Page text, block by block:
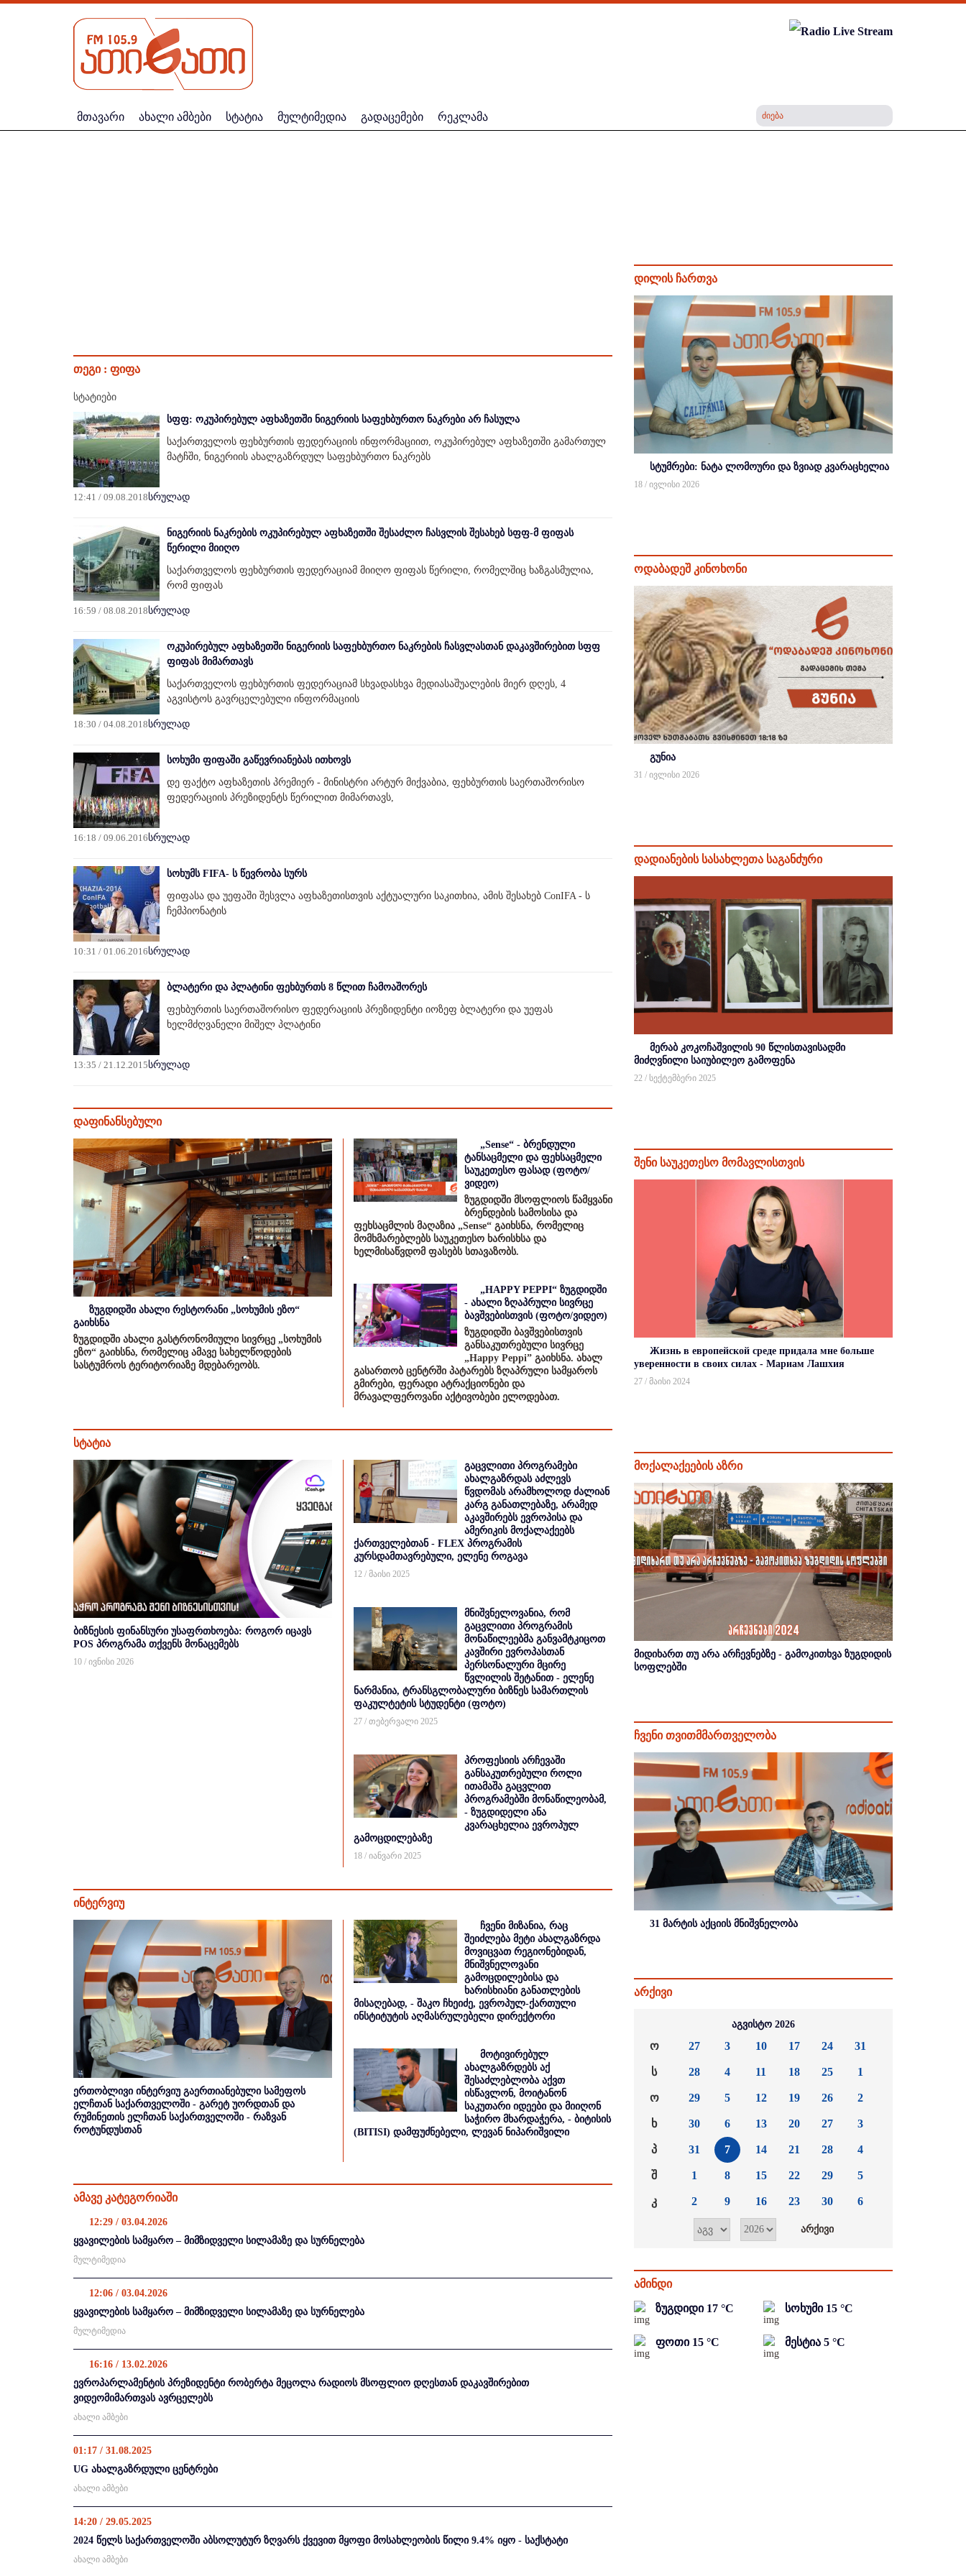
მთავარი ახალი ამბები სტატია მულტიმედია გადაცემები რეკლამა
თეგი : ფიფა
სტატიები
სფფ: ოკუპირებულ აფხაზეთში ნიგერიის საფეხბურთო ნაკრები არ ჩასულა
საქართველოს ფეხბურთის ფედერაციის ინფორმაციით, ოკუპირებულ აფხაზეთში გამართულ
მატჩში, ნიგერიის ახალგაზრდულ საფეხბურთო ნაკრებს
12:41 / 09.08.2018სრულად
ნიგერიის ნაკრების ოკუპირებულ აფხაზეთში შესაძლო ჩასვლის შესახებ სფფ-მ ფიფას
წერილი მიიღო
საქართველოს ფეხბურთის ფედერაციამ მიიღო ფიფას წერილი, რომელშიც ხაზგასმულია,
რომ ფიფას
16:59 / 08.08.2018სრულად
ოკუპირებულ აფხაზეთში ნიგერიის საფეხბურთო ნაკრების ჩასვლასთან დაკავშირებით სფფ
ფიფას მიმართავს
საქართველოს ფეხბურთის ფედერაციამ სხვადასხვა მედიასაშუალების მიერ დღეს, 4
აგვისტოს გავრცელებული ინფორმაციის
18:30 / 04.08.2018სრულად
სოხუმი ფიფაში გაწევრიანებას ითხოვს
დე ფაქტო აფხაზეთის პრემიერ - მინისტრი არტურ მიქვაბია, ფეხბურთის საერთაშორისო
ფედერაციის პრეზიდენტს წერილით მიმართავს,
16:18 / 09.06.2016სრულად
სოხუმს FIFA- ს წევრობა სურს
ფიფასა და უეფაში შესვლა აფხაზეთისთვის აქტუალური საკითხია, ამის შესახებ ConIFA - ს
ჩემპიონატის
10:31 / 01.06.2016სრულად
ბლატერი და პლატინი ფეხბურთს 8 წლით ჩამოაშორეს
ფეხბურთის საერთაშორისო ფედერაციის პრეზიდენტი იოზეფ ბლატერი და უეფას
ხელმძღვანელი მიშელ პლატინი
13:35 / 21.12.2015სრულად
დაფინანსებული
ზუგდიდში ახალი რესტორანი „სოხუმის ეზო“
გაიხსნა
ზუგდიდში ახალი გასტრონომიული სივრცე „სოხუმის
ეზო“ გაიხსნა, რომელიც ამავე სახელწოდების
სასტუმროს ტერიტორიაზე მდებარეობს.
„Sense“ - ბრენდული
ტანსაცმელი და ფეხსაცმელი
საუკეთესო ფასად (ფოტო/
ვიდეო)
ზუგდიდში მსოფლიოს წამყვანი
ბრენდების სამოსისა და
ფეხსაცმლის მაღაზია „Sense“ გაიხსნა, რომელიც
მომხმარებლებს საუკეთესო ხარისხსა და
ხელმისაწვდომ ფასებს სთავაზობს.
„HAPPY PEPPI“ ზუგდიდში
- ახალი ზღაპრული სივრცე
ბავშვებისთვის (ფოტო/ვიდეო)
ზუგდიდში ბავშვებისთვის
განსაკუთრებული სივრცე
„Happy Peppi” გაიხსნა. ახალ
გასართობ ცენტრში პატარებს ზღაპრული სამყაროს
გმირები, ფერადი ატრაქციონები და
მრავალფეროვანი აქტივობები ელოდებათ.
სტატია
ბიზნესის ფინანსური უსაფრთხოება: როგორ იცავს
POS პროგრამა თქვენს მონაცემებს
10 / ივნისი 2026
გაცვლითი პროგრამები
ახალგაზრდას აძლევს
წვდომას არამხოლოდ ძალიან
კარგ განათლებაზე, არამედ
აკავშირებს ევროპისა და
ამერიკის მოქალაქეებს
ქართველებთან - FLEX პროგრამის
კურსდამთავრებული, ელენე როგავა
12 / მაისი 2025
მნიშვნელოვანია, რომ
გაცვლითი პროგრამის
მონაწილეებმა განვამტკიცოთ
კავშირი ევროპასთან
პერსონალური მცირე
წვლილის შეტანით - ელენე
ნარმანია, ტრანსგლობალური ბიზნეს სამართლის
ფაკულტეტის სტუდენტი (ფოტო)
27 / თებერვალი 2025
პროფესიის არჩევაში
განსაკუთრებული როლი
ითამაშა გაცვლით
პროგრამებში მონაწილეობამ,
- ზუგდიდელი ანა
კვარაცხელია ევროპულ
გამოცდილებაზე
18 / იანვარი 2025
ინტერვიუ
ერთობლივი ინტერვიუ გაერთიანებული სამეფოს
ელჩთან საქართველოში - გარეტ უორდთან და
რუმინეთის ელჩთან საქართველოში - რაზვან
როტუნდუსთან
ჩვენი მიზანია, რაც
შეიძლება მეტი ახალგაზრდა
მოვიცვათ რეგიონებიდან,
მნიშვნელოვანი
გამოცდილებისა და
ხარისხიანი განათლების
მისაღებად, - შაკო ჩხეიძე, ევროპულ-ქართული
ინსტიტუტის აღმასრულებელი დირექტორი
მოტივირებულ
ახალგაზრდებს აქ
შესაძლებლობა აქვთ
ისწავლონ, მოიტანონ
საკუთარი იდეები და მიიღონ
საჭირო მხარდაჭერა, - ბიტისის
(BITISI) დამფუძნებელი, ლევან ნიპარიშვილი
ამავე კატეგორიაში
12:29 / 03.04.2026
ყვავილების სამყარო – მიმზიდველი სილამაზე და სურნელება
მულტიმედია
12:06 / 03.04.2026
ყვავილების სამყარო – მიმზიდველი სილამაზე და სურნელება
მულტიმედია
16:16 / 13.02.2026
ევროპარლამენტის პრეზიდენტი რობერტა მეცოლა რადიოს მსოფლიო დღესთან დაკავშირებით
ვიდეომიმართვას ავრცელებს
ახალი ამბები
01:17 / 31.08.2025
UG ახალგაზრდული ცენტრები
ახალი ამბები
14:20 / 29.05.2025
2024 წელს საქართველოში აბსოლუტურ ზღვარს ქვევით მყოფი მოსახლეობის წილი 9.4% იყო - საქსტატი
ახალი ამბები
დილის ჩართვა
სტუმრები: ნატა ლომოური და ზვიად კვარაცხელია
18 / ივლისი 2026
ოდაბადეშ კინოხონი
გუნია
31 / ივლისი 2026
დადიანების სასახლეთა საგანძური
მერაბ კოკოჩაშვილის 90 წლისთავისადმი
მიძღვნილი საიუბილეო გამოფენა
22 / სექტემბერი 2025
შენი საუკეთესო მომავლისთვის
Жизнь в европейской среде придала мне больше
уверенности в своих силах - Мариам Лашхия
27 / მაისი 2024
მოქალაქეების აზრი
მიდიხართ თუ არა არჩევნებზე - გამოკითხვა ზუგდიდის
სოფლებში
ჩვენი თვითმმართველობა
31 მარტის აქციის მნიშვნელობა
არქივი
აგვისტო 2026
ო
ს
ო
ხ
პ
შ
კ
27
28
29
30
31
1
2
3
4
5
6
7
8
9
10
11
12
13
14
15
16
17
18
19
20
21
22
23
24
25
26
27
28
29
30
31
1
2
3
4
5
6
ამინდი
ზუგდიდი 17 °C სოხუმი 15 °C
ფოთი 15 °C მესტია 5 °C